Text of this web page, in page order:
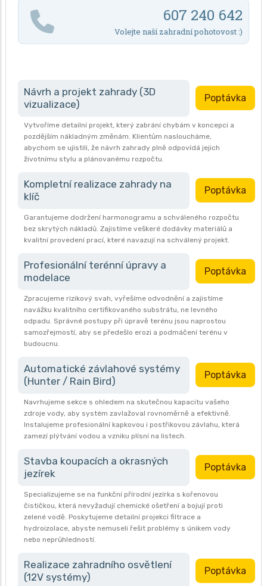
607 240 642
Volejte naší zahradní pohotovost :)
Návrh a projekt zahrady (3D
vizualizace)
Poptávka
Vytvoříme detailní projekt, který zabrání chybám v koncepci a
pozdějším nákladným změnám. Klientům nasloucháme,
abychom se ujistili, že návrh zahrady plně odpovídá jejich
životnímu stylu a plánovanému rozpočtu.
Kompletní realizace zahrady na
klíč
Poptávka
Garantujeme dodržení harmonogramu a schváleného rozpočtu
bez skrytých nákladů. Zajistíme veškeré dodávky materiálů a
kvalitní provedení prací, které navazují na schválený projekt.
Profesionální terénní úpravy a
modelace
Poptávka
Zpracujeme rizikový svah, vyřešíme odvodnění a zajistíme
navážku kvalitního certifikovaného substrátu, ne levného
odpadu. Správné postupy při úpravě terénu jsou naprostou
samozřejmostí, aby se předešlo erozi a podmáčení terénu v
budoucnu.
Automatické závlahové systémy
(Hunter / Rain Bird)
Poptávka
Navrhujeme sekce s ohledem na skutečnou kapacitu vašeho
zdroje vody, aby systém zavlažoval rovnoměrně a efektivně.
Instalujeme profesionální kapkovou i postřikovou závlahu, která
zamezí plýtvání vodou a vzniku plísní na listech.
Stavba koupacích a okrasných
jezírek
Poptávka
Specializujeme se na funkční přírodní jezírka s kořenovou
čističkou, která nevyžadují chemické ošetření a bojují proti
zelené vodě. Poskytujeme detailní projekci filtrace a
hydroizolace, abyste nemuseli řešit problémy s únikem vody
nebo neprůhledností.
Realizace zahradního osvětlení
(12V systémy)
Poptávka